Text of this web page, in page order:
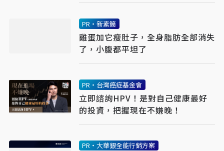
PR・新素簡
雞蛋加它瘦肚子，全身脂肪全部消失
了，小腹都平坦了
PR・台灣癌症基金會
立即諮詢HPV！是對自己健康最好
的投資，把握現在不嫌晚！
PR・大華銀全能行銷方案